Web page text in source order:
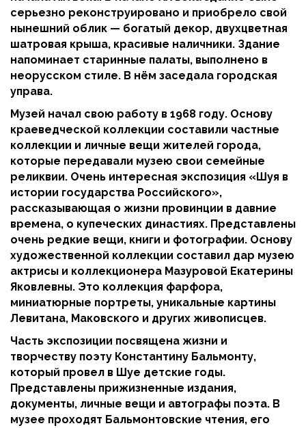
серьезно реконструировано и приобрело свой
нынешний облик — богатый декор, двухцветная
шатровая крыша, красивые наличники. Здание
напоминает старинные палаты, выполнено в
неорусском стиле. В нём заседала городская
управа.
Музей начал свою работу в 1968 году. Основу
краеведческой коллекции составили частные
коллекции и личные вещи жителей города,
которые передавали музею свои семейные
реликвии. Очень интересная экспозиция «Шуя в
истории государства Российского»,
рассказывающая о жизни провинции в давние
времена, о купеческих династиях. Представлены
очень редкие вещи, книги и фотографии. Основу
художественной коллекции составил дар музею
актрисы и коллекционера Мазуровой Екатерины
Яковлевны. Это коллекция фарфора,
миниатюрные портреты, уникальные картины
Левитана, Маковского и других живописцев.
Часть экспозиции посвящена жизни и
творчеству поэту Константину Бальмонту,
который провел в Шуе детские годы.
Представлены прижизненные издания,
документы, личные вещи и автографы поэта. В
музее проходят Бальмонтовские чтения, его